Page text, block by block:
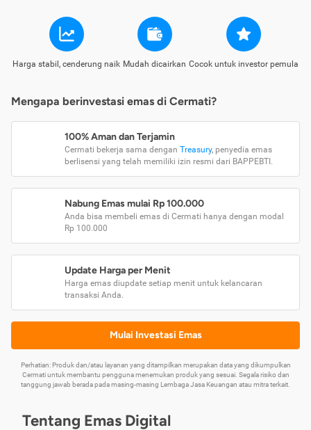
Harga stabil, cenderung naik Mudah dicairkan Cocok untuk investor pemula
Mengapa berinvestasi emas di Cermati?
100% Aman dan Terjamin
Cermati bekerja sama dengan Treasury, penyedia emas
berlisensi yang telah memiliki izin resmi dari BAPPEBTI.
Nabung Emas mulai Rp 100.000
Anda bisa membeli emas di Cermati hanya dengan modal
Rp 100.000
Update Harga per Menit
Harga emas diupdate setiap menit untuk kelancaran
transaksi Anda.
Mulai Investasi Emas
Perhatian: Produk dan/atau layanan yang ditampilkan merupakan data yang dikumpulkan
Cermati untuk membantu pengguna menemukan produk yang sesuai. Segala risiko dan
tanggung jawab berada pada masing-masing Lembaga Jasa Keuangan atau mitra terkait.
Tentang Emas Digital